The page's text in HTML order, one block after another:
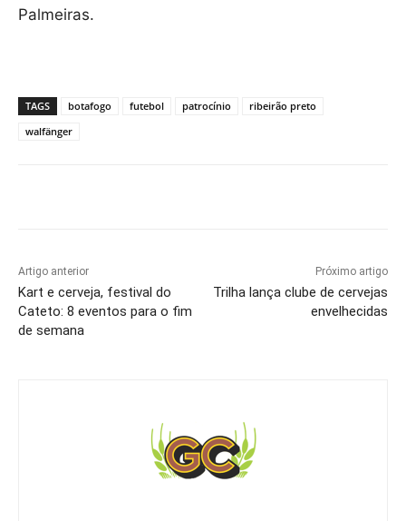
Palmeiras.
TAGS botafogo futebol patrocínio
ribeirão preto
walfänger
Artigo anterior
Kart e cerveja, festival do
Cateto: 8 eventos para o fim
de semana
Próximo artigo
Trilha lança clube de cervejas
envelhecidas